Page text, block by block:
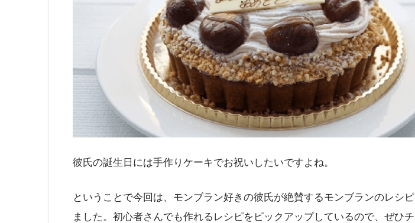
彼氏の誕生日には手作りケーキでお祝いしたいですよね。
ということで今回は、モンブラン好きの彼氏が絶賛するモンブランのレシ
ました。初心者さんでも作れるレシピをピックアップしているので、ぜひ